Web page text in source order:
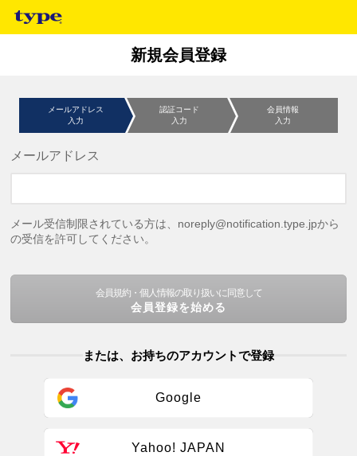
新規会員登録
メールアドレス
入力
認証コード
入力
会員情報
入力
メールアドレス
メール受信制限されている方は、noreply@notification.type.jpから
の受信を許可してください。
会員規約・個人情報の取り扱いに同意して
会員登録を始める
または、お持ちのアカウントで登録
Google
Yahoo! JAPAN